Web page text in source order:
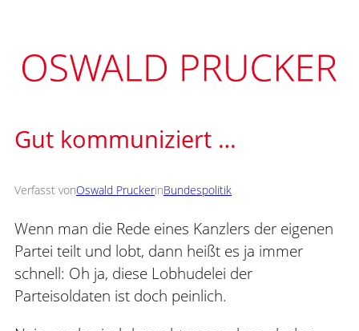
springen
Gut kommuniziert …
Verfasst vonOswald PruckerinBundespolitik
Wenn man die Rede eines Kanzlers der eigenen
Partei teilt und lobt, dann heißt es ja immer
schnell: Oh ja, diese Lobhudelei der
Parteisoldaten ist doch peinlich.